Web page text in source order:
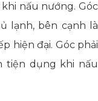
nấu nướng. Góc
lạnh, bên cạnh là
hiện đại. Góc phải
tiện dụng khi nấu